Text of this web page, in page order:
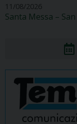
11/08/2026
Santa Messa –